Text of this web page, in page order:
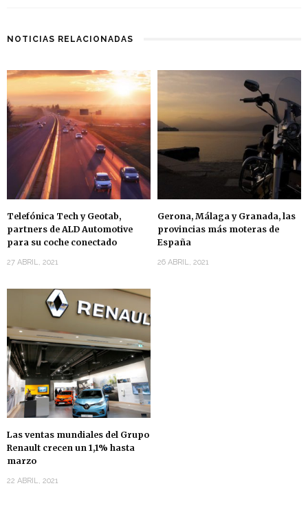
NOTICIAS RELACIONADAS
Telefónica Tech y Geotab,
partners de ALD Automotive
para su coche conectado
27 ABRIL, 2021
Gerona, Málaga y Granada, las
provincias más moteras de
España
26 ABRIL, 2021
Las ventas mundiales del Grupo
Renault crecen un 1,1% hasta
marzo
22 ABRIL, 2021